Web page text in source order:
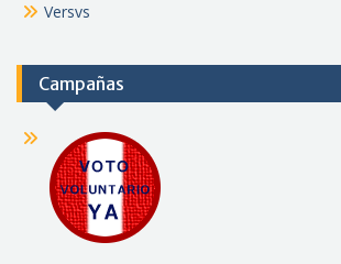
Versvs
Campañas